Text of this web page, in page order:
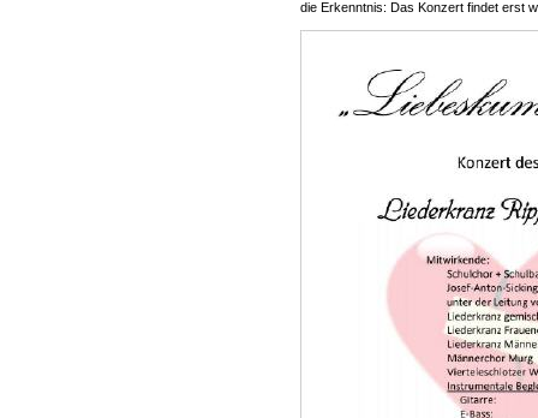
die Erkenntnis: Das Konzert findet erst